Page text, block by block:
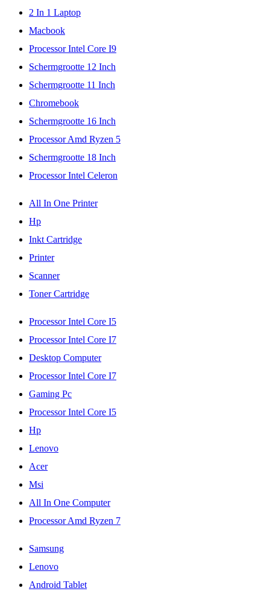
2 In 1 Laptop
Macbook
Processor Intel Core I9
Schermgrootte 12 Inch
Schermgrootte 11 Inch
Chromebook
Schermgrootte 16 Inch
Processor Amd Ryzen 5
Schermgrootte 18 Inch
Processor Intel Celeron
All In One Printer
Hp
Inkt Cartridge
Printer
Scanner
Toner Cartridge
Processor Intel Core I5
Processor Intel Core I7
Desktop Computer
Processor Intel Core I7
Gaming Pc
Processor Intel Core I5
Hp
Lenovo
Acer
Msi
All In One Computer
Processor Amd Ryzen 7
Samsung
Lenovo
Android Tablet